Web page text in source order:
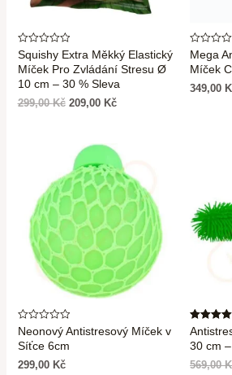
Hodnocení
0
z
5
Squishy Extra Měkký Elastický
Míček Pro Zvládání Stresu Ø
10 cm – 30 % Sleva
299,00Kč 209,00 Kč
Hodnocení
0
z
Mega
Míček
349,00
Hodnocení
0
z
Neonový Antistresový Míček v
Síťce 6cm
299,00 Kč
Hodnocení
5.00
z 5
30 cm
569,00